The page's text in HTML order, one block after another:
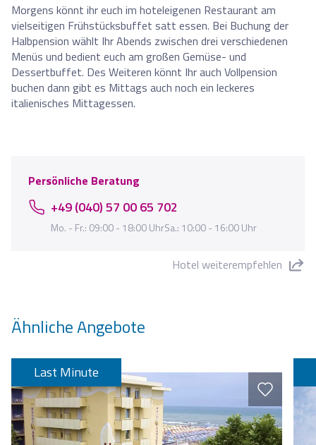
Morgens könnt ihr euch im hoteleigenen Restaurant am
vielseitigen Frühstücksbuffet satt essen. Bei Buchung der
Halbpension wählt Ihr Abends zwischen drei verschiedenen
Menüs und bedient euch am großen Gemüse- und
Dessertbuffet. Des Weiteren könnt Ihr auch Vollpension
buchen dann gibt es Mittags auch noch ein leckeres
italienisches Mittagessen.
Persönliche Beratung
+49 (040) 57 00 65 702
Mo. - Fr.: 09:00 - 18:00 UhrSa.: 10:00 - 16:00 Uhr
Hotel weiterempfehlen
Ähnliche Angebote
Last Minute